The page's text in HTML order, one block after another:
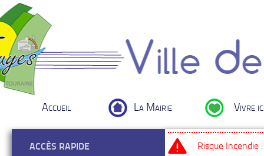
Accueil La Mairie Vivre
Risque Incendie
ACCÈS RAPIDE